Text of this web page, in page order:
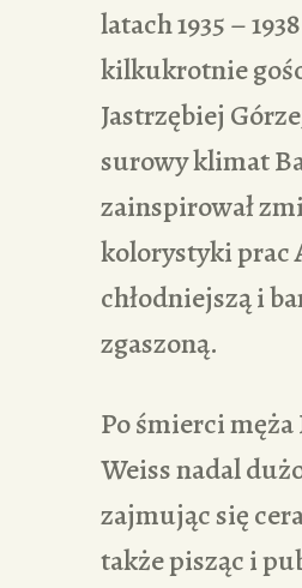
latach 1935 –
kilkukrotnie
Jastrzębiej
surowy klimat
zainspirował
kolorystyki prac
chłodniejszą i
zgaszoną.
Po śmierci
Weiss nadal
zajmując się
także pisząc i